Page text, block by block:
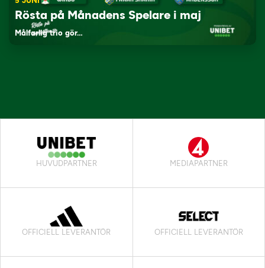
Rösta på Månadens Spelare i maj
Målfarlig trio gör…
HUVUDPARTNER MEDIAPARTNER
OFFICIELL LEVERANTÖR OFFICIELL LEVERANTÖR